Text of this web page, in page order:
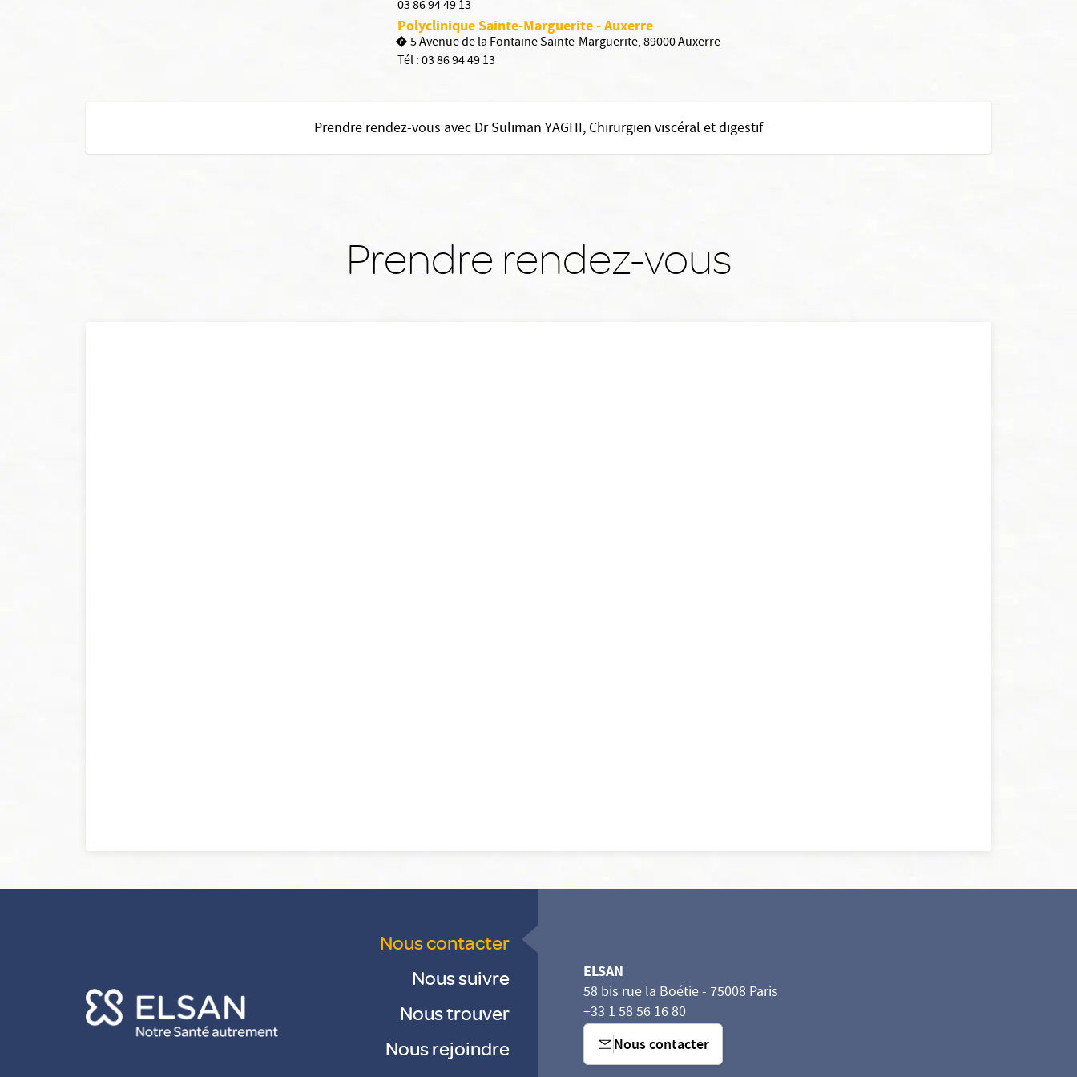
03 86 94 49 13
Polyclinique Sainte-Marguerite - Auxerre
5 Avenue de la Fontaine Sainte-Marguerite, 89000 Auxerre
Tél :03 86 94 49 13
Prendre rendez-vous avec Dr Suliman YAGHI, Chirurgien viscéral et digestif
Prendre rendez-vous
Nous contacter
Nous suivre
Nous trouver
Nous rejoindre
ELSAN
58 bis rue la Boétie - 75008 Paris
+33 1 58 56 16 80
Nous contacter